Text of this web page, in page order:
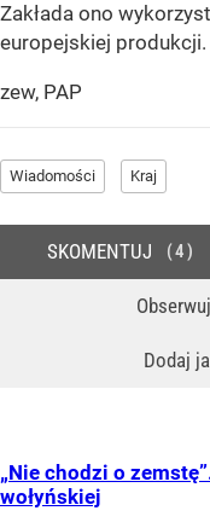
Zakłada ono
europejskiej produkcji.
zew, PAP
Wiadomości Kraj
Dodaj
SKOMENTUJ 4
„Nie chodzi o
wołyńskiej